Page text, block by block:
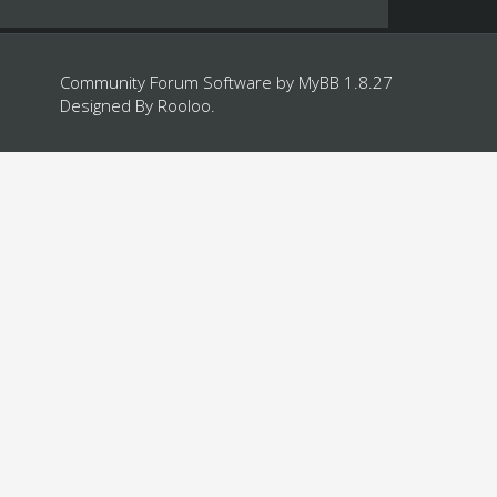
Community Forum Software by MyBB 1.8.27
Designed By Rooloo.